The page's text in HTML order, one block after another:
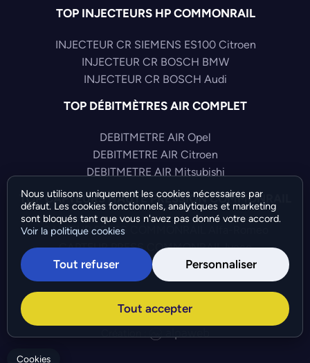
TOP INJECTEURS HP COMMONRAIL
INJECTEUR CR SIEMENS ES100 Citroen
INJECTEUR CR BOSCH BMW
INJECTEUR CR BOSCH Audi
TOP DÉBITMÈTRES AIR COMPLET
DEBITMETRE AIR Opel
DEBITMETRE AIR Citroen
DEBITMETRE AIR Mitsubishi
TOP CAPTEURS HAUTE PRESSION COMMONRAIL
CAPTEUR PRESS COMMONRAIL Alfa-Romeo
CAPTEUR PRESS COMMONRAIL Iveco
CAPTEUR PRESS COMMONRAIL Audi
©Bresch SAS - Copyright 2026 - Tous droits réservés -
Préférences de cookies-Gérer mes cookies
Cookies
Nous utilisons uniquement les cookies nécessaires par
défaut. Les cookies fonctionnels, analytiques et marketing
sont bloqués tant que vous n'avez pas donné votre accord.
Voir la politique cookies
Tout refuser Personnaliser
Tout accepter